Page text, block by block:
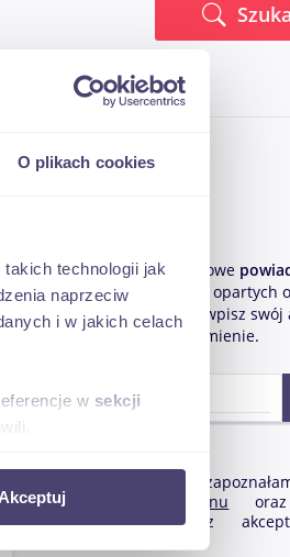
O plikach cookies
technologii jak
naprzeciw
i w jakich celach
w sekcji
Akceptuj
Chcąc otrzymywać mailowe
o nowych ogłoszeniach
opartych
Twojego wyszukiwania wpisz swój
e-mail i ustaw powiadomienie.
Potwierdzam, że
Regulaminu
prywatnościoraz